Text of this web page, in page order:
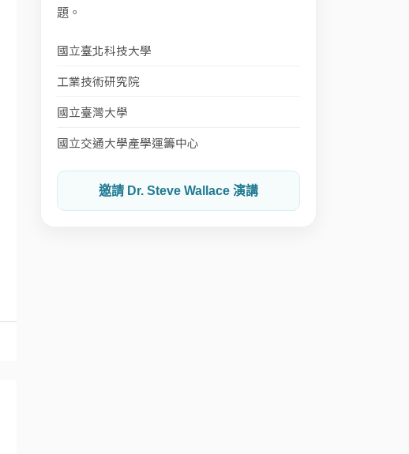
題。
國立臺北科技大學
工業技術研究院
國立臺灣大學
國立交通大學產學運籌中心
邀請 Dr. Steve Wallace 演講